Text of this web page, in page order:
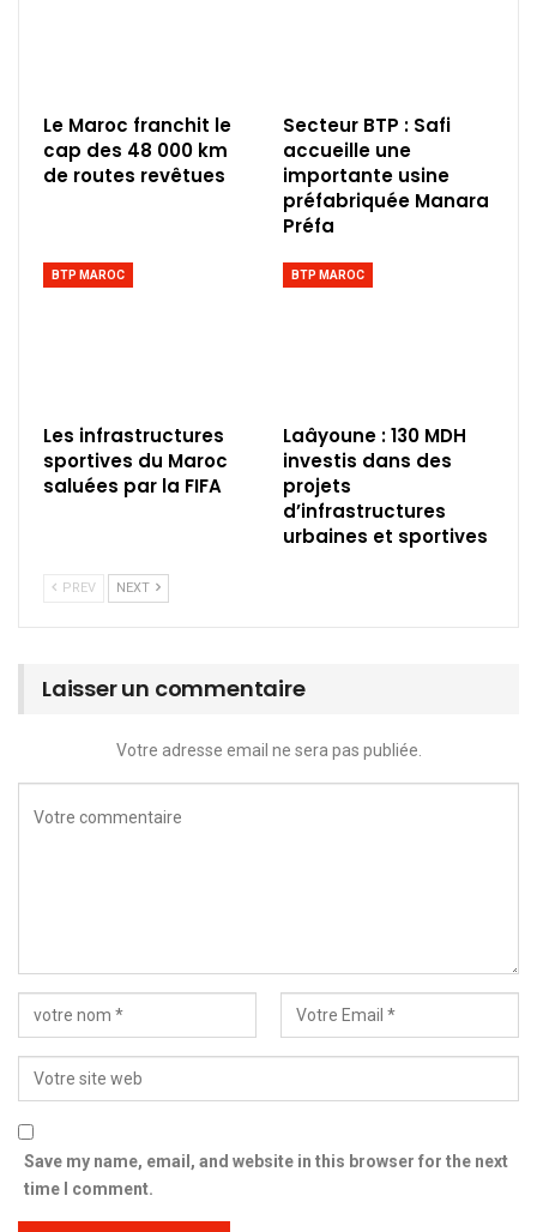
Le Maroc franchit le
cap des 48 000 km
de routes revêtues
Secteur BTP : Safi
accueille une
importante usine
préfabriquée Manara
Préfa
BTP MAROC
Les infrastructures
sportives du Maroc
saluées par la FIFA
BTP MAROC
Laâyoune : 130 MDH
investis dans des
projets
d’infrastructures
urbaines et sportives
PREV NEXT
Laisser un commentaire
Votre adresse email ne sera pas publiée.
Save my name, email, and website in this browser for the next
time I comment.